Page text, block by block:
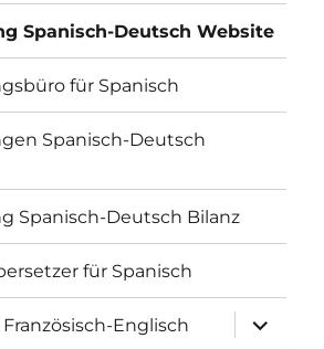
Spanisch-Deutsch Website
für Spanisch
Spanisch-Deutsch
Spanisch-Deutsch Bilanz
für Spanisch
Englisch
öffnen